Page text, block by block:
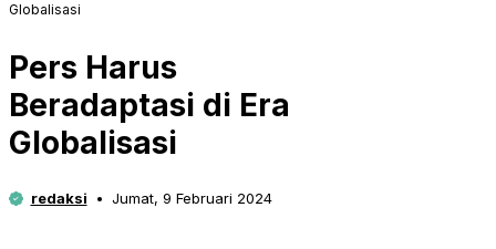
Globalisasi
Pers Harus
Beradaptasi di Era
Globalisasi
redaksi Jumat, 9 Februari 2024